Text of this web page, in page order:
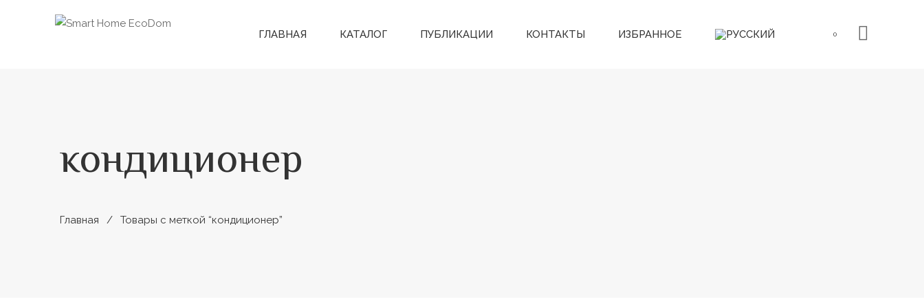
ГЛАВНАЯ КАТАЛОГ ПУБЛИКАЦИИ КОНТАКТЫ ИЗБРАННОЕ 0
кондиционер
Главная Товары с меткой “кондиционер”